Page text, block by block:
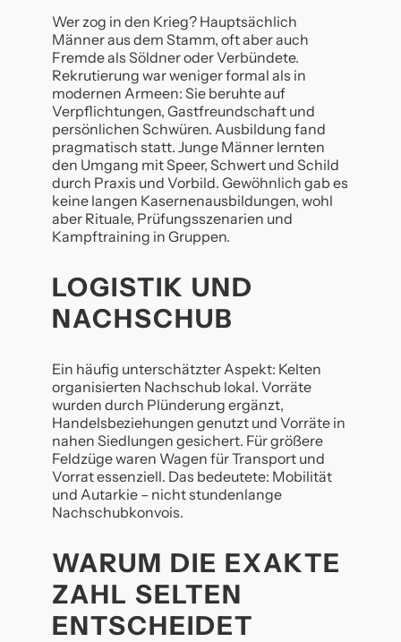
Wer zog in den Krieg? Hauptsächlich
Männer aus dem Stamm, oft aber auch
Fremde als Söldner oder Verbündete.
Rekrutierung war weniger formal als in
modernen Armeen: Sie beruhte auf
Verpflichtungen, Gastfreundschaft und
persönlichen Schwüren. Ausbildung fand
pragmatisch statt. Junge Männer lernten
den Umgang mit Speer, Schwert und Schild
durch Praxis und Vorbild. Gewöhnlich gab es
keine langen Kasernenausbildungen, wohl
aber Rituale, Prüfungsszenarien und
Kampftraining in Gruppen.
LOGISTIK UND
NACHSCHUB
Ein häufig unterschätzter Aspekt: Kelten
organisierten Nachschub lokal. Vorräte
wurden durch Plünderung ergänzt,
Handelsbeziehungen genutzt und Vorräte in
nahen Siedlungen gesichert. Für größere
Feldzüge waren Wagen für Transport und
Vorrat essenziell. Das bedeutete: Mobilität
und Autarkie – nicht stundenlange
Nachschubkonvois.
WARUM DIE EXAKTE
ZAHL SELTEN
ENTSCHEIDET